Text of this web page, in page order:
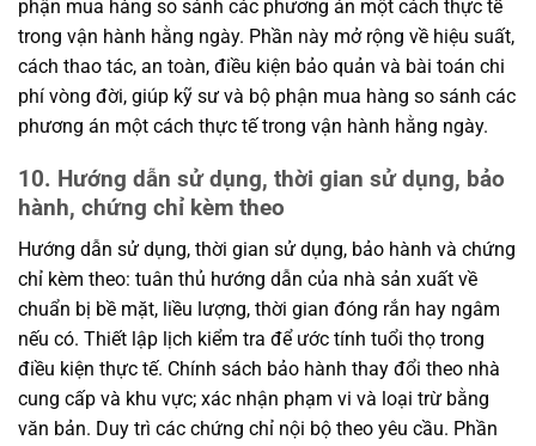
phận mua hàng so sánh các phương án một cách thực tế
trong vận hành hằng ngày. Phần này mở rộng về hiệu suất,
cách thao tác, an toàn, điều kiện bảo quản và bài toán chi
phí vòng đời, giúp kỹ sư và bộ phận mua hàng so sánh các
phương án một cách thực tế trong vận hành hằng ngày.
10. Hướng dẫn sử dụng, thời gian sử dụng, bảo
hành, chứng chỉ kèm theo
Hướng dẫn sử dụng, thời gian sử dụng, bảo hành và chứng
chỉ kèm theo: tuân thủ hướng dẫn của nhà sản xuất về
chuẩn bị bề mặt, liều lượng, thời gian đóng rắn hay ngâm
nếu có. Thiết lập lịch kiểm tra để ước tính tuổi thọ trong
điều kiện thực tế. Chính sách bảo hành thay đổi theo nhà
cung cấp và khu vực; xác nhận phạm vi và loại trừ bằng
văn bản. Duy trì các chứng chỉ nội bộ theo yêu cầu. Phần